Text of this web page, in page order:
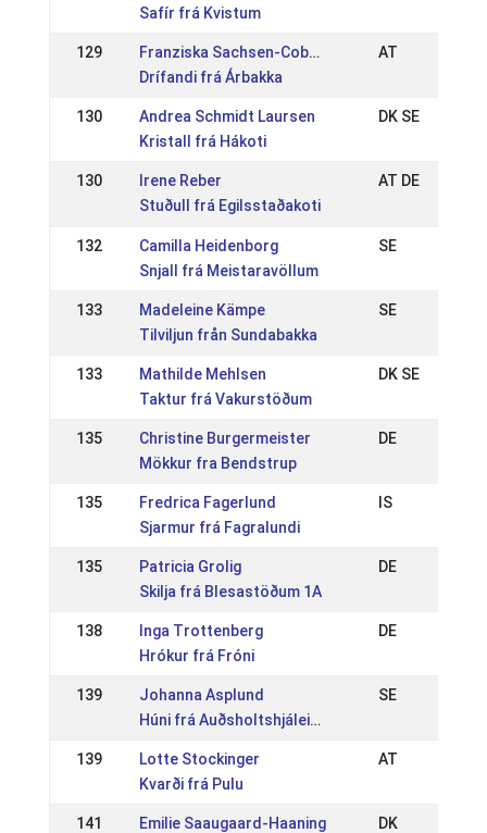
Safír frá Kvistum
129
Franziska Sachsen-Coburg Und Gotha
Drífandi frá Árbakka
AT
130
Andrea Schmidt Laursen
Kristall frá Hákoti
DK SE
130
Irene Reber
Stuðull frá Egilsstaðakoti
AT DE
132
Camilla Heidenborg
Snjall frá Meistaravöllum
SE
133
Madeleine Kämpe
Tilviljun från Sundabakka
SE
133
Mathilde Mehlsen
Taktur frá Vakurstöðum
DK SE
135
Christine Burgermeister
Mökkur fra Bendstrup
DE
135
Fredrica Fagerlund
Sjarmur frá Fagralundi
IS
135
Patricia Grolig
Skilja frá Blesastöðum 1A
DE
138
Inga Trottenberg
Hrókur frá Fróni
DE
139
Johanna Asplund
Húni frá Auðsholtshjáleigu
SE
139
Lotte Stockinger
Kvarði frá Pulu
AT
141
Emilie Saaugaard-Haaning
DK